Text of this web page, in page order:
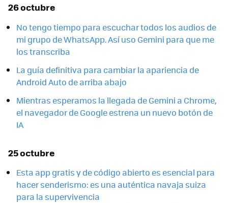
26 octubre
No tengo tiempo para escuchar todos los audios de
mi grupo de WhatsApp. Así uso Gemini para que me
los transcriba
La guía definitiva para cambiar la apariencia de
Android Auto de arriba abajo
Mientras esperamos la llegada de Gemini a Chrome,
el navegador de Google estrena un nuevo botón de
IA
25 octubre
Esta app gratis y de código abierto es esencial para
hacer senderismo: es una auténtica navaja suiza
para la supervivencia